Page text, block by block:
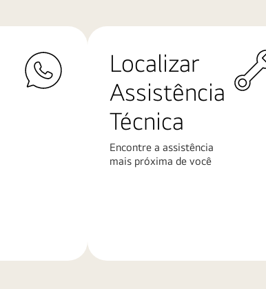
Localizar
Assistência
Técnica
Encontre a assistência
mais próxima de você